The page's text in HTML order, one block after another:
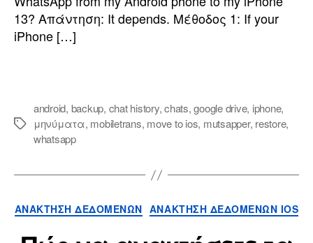
13? Απάντηση: It depends. Μέθοδος 1: If your
iPhone […]
android, backup, chat history,chats,google drive, iphone,
μηνύματα, mobiletrans, move to ios, mutsapper, restore,
whatsapp
ΑΝΆΚΤΗΣΗ ΔΕΔΟΜΈΝΩΝ ΑΝΆΚΤΗΣΗ ΔΕΔΟΜΈΝΩΝ IOS